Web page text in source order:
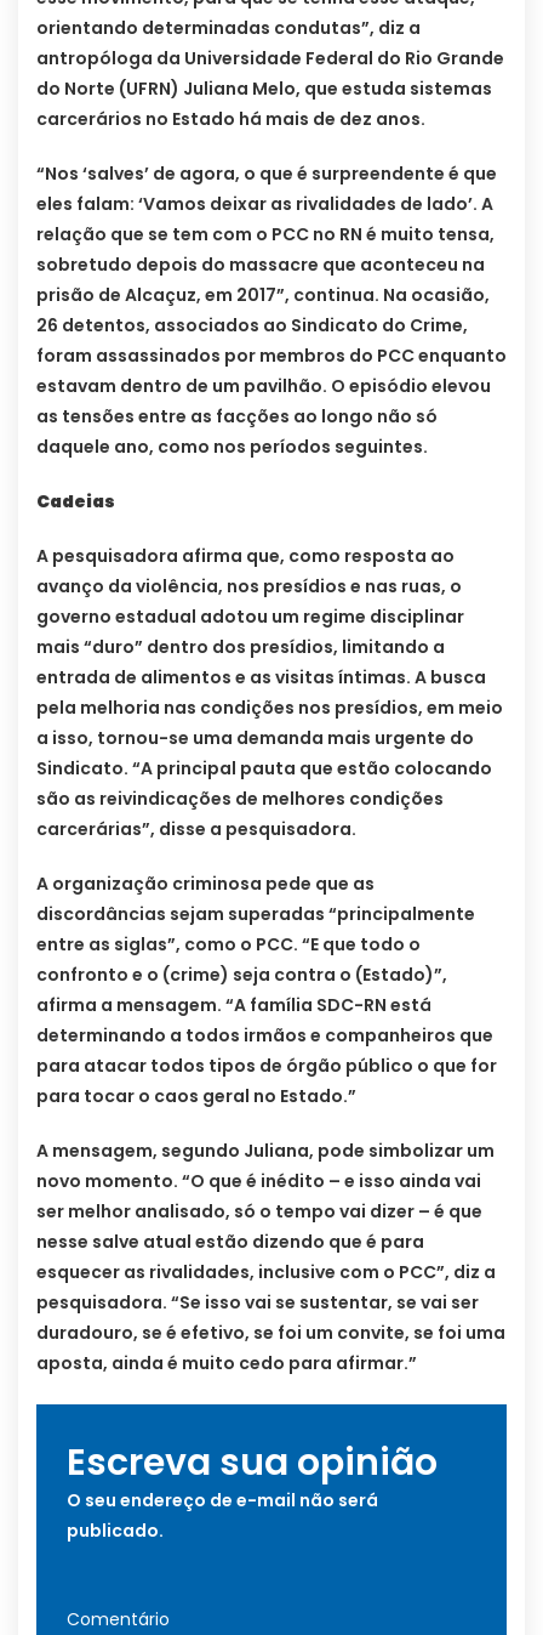
orientando determinadas condutas”, diz a
antropóloga da Universidade Federal do Rio Grande
do Norte (UFRN) Juliana Melo, que estuda sistemas
carcerários no Estado há mais de dez anos.
“Nos ‘salves’ de agora, o que é surpreendente é que
eles falam: ‘Vamos deixar as rivalidades de lado’. A
relação que se tem com o PCC no RN é muito tensa,
sobretudo depois do massacre que aconteceu na
prisão de Alcaçuz, em 2017”, continua. Na ocasião,
26 detentos, associados ao Sindicato do Crime,
foram assassinados por membros do PCC enquanto
estavam dentro de um pavilhão. O episódio elevou
as tensões entre as facções ao longo não só
daquele ano, como nos períodos seguintes.
Cadeias
A pesquisadora afirma que, como resposta ao
avanço da violência, nos presídios e nas ruas, o
governo estadual adotou um regime disciplinar
mais “duro” dentro dos presídios, limitando a
entrada de alimentos e as visitas íntimas. A busca
pela melhoria nas condições nos presídios, em meio
a isso, tornou-se uma demanda mais urgente do
Sindicato. “A principal pauta que estão colocando
são as reivindicações de melhores condições
carcerárias”, disse a pesquisadora.
A organização criminosa pede que as
discordâncias sejam superadas “principalmente
entre as siglas”, como o PCC. “E que todo o
confronto e o (crime) seja contra o (Estado)”,
afirma a mensagem. “A família SDC-RN está
determinando a todos irmãos e companheiros que
para atacar todos tipos de órgão público o que for
para tocar o caos geral no Estado.”
A mensagem, segundo Juliana, pode simbolizar um
novo momento. “O que é inédito – e isso ainda vai
ser melhor analisado, só o tempo vai dizer – é que
nesse salve atual estão dizendo que é para
esquecer as rivalidades, inclusive com o PCC”, diz a
pesquisadora. “Se isso vai se sustentar, se vai ser
duradouro, se é efetivo, se foi um convite, se foi uma
aposta, ainda é muito cedo para afirmar.”
Escreva sua opinião
O seu endereço de e-mail não será
publicado.
Comentário